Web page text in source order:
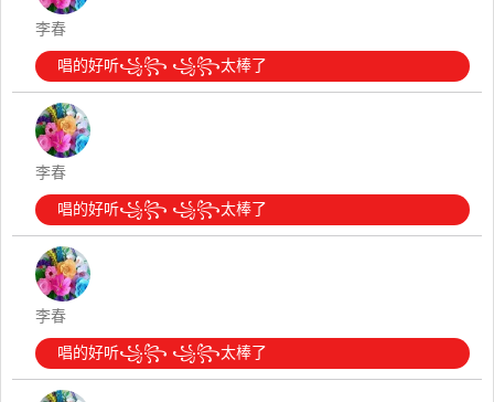
李春
唱的好听꧁꧂ ꧁꧂太棒了
李春
唱的好听꧁꧂ ꧁꧂太棒了
李春
唱的好听꧁꧂ ꧁꧂太棒了